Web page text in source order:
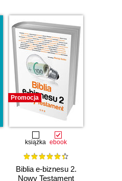
Promocja
książka ebook
Biblia e-biznesu 2.
Nowy Testament